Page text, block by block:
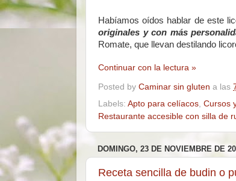
Habíamos oídos hablar de este
originales y con más
Romate, que llevan destilando
Continuar con la lectura »
Posted by Caminar sin gluten a las
Labels: Apto para celíacos Cursos
Restaurante accesible con silla de
DOMINGO, 23 DE NOVIEMBRE DE
Receta sencilla de budin o